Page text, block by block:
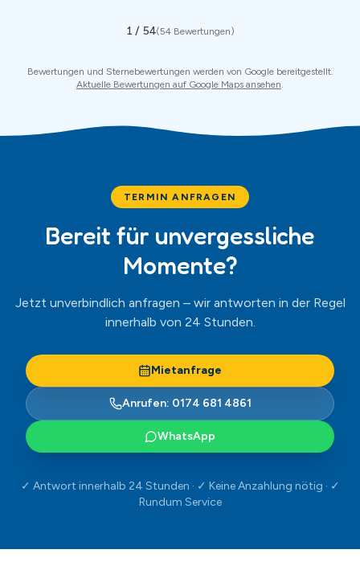
innerhalb von 24 Stunden.
WhatsApp
✓ Antwort innerhalb 24 Stunden · ✓ Keine Anzahlung nötig · ✓
Rundum Service